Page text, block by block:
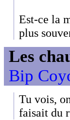
Est-ce la
plus
Les
Bip
Tu vois,
faisait du